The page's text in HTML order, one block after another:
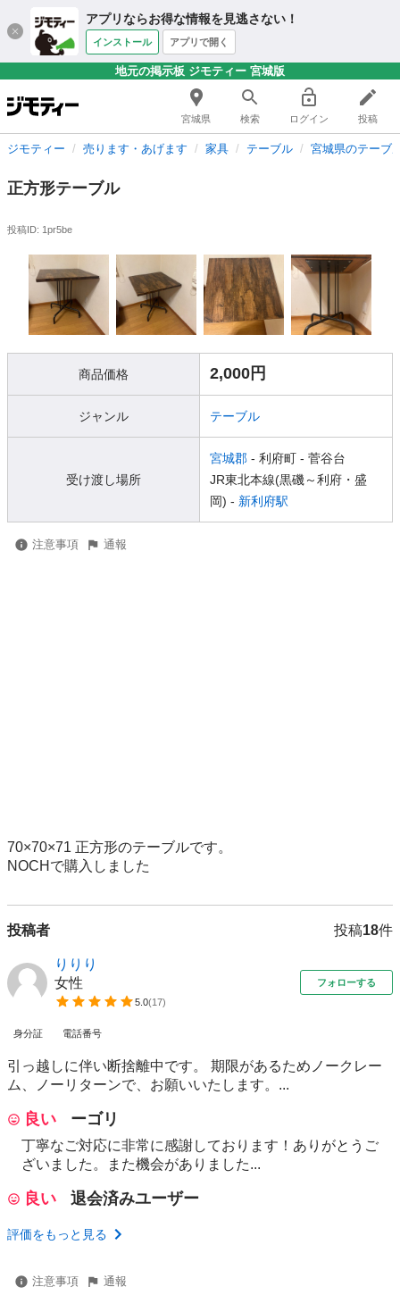
アプリならお得な情報を見逃さない！
インストール アプリで開く
地元の掲示板 ジモティー 宮城版
宮城県 検索 ログイン 投稿
ジモティー 売ります・あげます 家具 テーブル 宮城県のテーブ
正方形テーブル
投稿ID: 1pr5be
商品価格 2,000円
ジャンル テーブル
受け渡し場所
宮城郡 - 利府町 - 菅谷台
JR東北本線(黒磯～利府・盛
岡) - 新利府駅
注意事項 通報
70×70×71 正方形のテーブルです。
NOCHで購入しました
投稿者 投稿18件
りりり
女性
5.0(17)
フォローする
身分証 電話番号
引っ越しに伴い断捨離中です。 期限があるためノークレー
ム、ノーリターンで、お願いいたします。...
良い ーゴリ
丁寧なご対応に非常に感謝しております！ありがとうご
ざいました。また機会がありました...
良い 退会済みユーザー
評価をもっと見る
注意事項 通報